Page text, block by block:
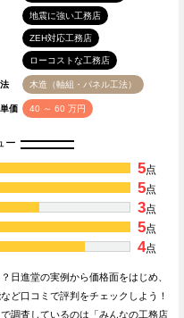
地震に強い工務店
ZEH対応工務店
ローコストな工務店
木造（軸組・パネル工法）
価 40 ～ 60 万円
ー
5点
5点
3点
5点
4点
日進堂の実例から価格面をはじめ、
ど口コミで評判をチェックしよう！
調査しているのは「みんなの工務店